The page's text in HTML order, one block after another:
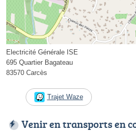
Electricité Générale ISE
695 Quartier Bagateau
83570 Carcès
Trajet Waze
Venir en transports en